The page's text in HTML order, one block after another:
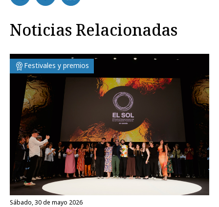
Noticias Relacionadas
Festivales y premios
sábado, 30 de mayo 2026